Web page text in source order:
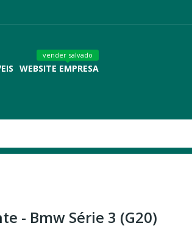
WEBSITE EMPRESA
vender salvado
- Bmw Série 3 (G20)